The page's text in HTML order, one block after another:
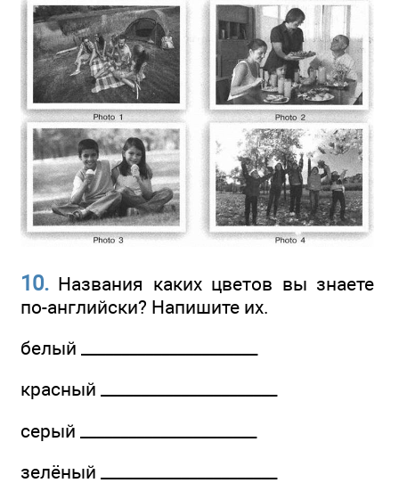
10. Названия каких цветов вы знаете
по-английски? Напишите их.
белый ______________________
красный ______________________
серый ______________________
зелёный ______________________